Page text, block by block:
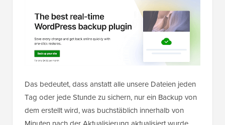
Das bedeutet, dass anstatt alle unsere Dateien jeden
Tag oder jede Stunde zu sichern, nur ein Backup von
dem erstellt wird, was buchstäblich innerhalb von